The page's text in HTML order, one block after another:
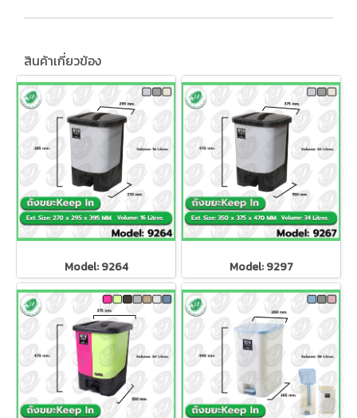
สินค้าเกี่ยวข้อง
Model: 9264 Model: 9297